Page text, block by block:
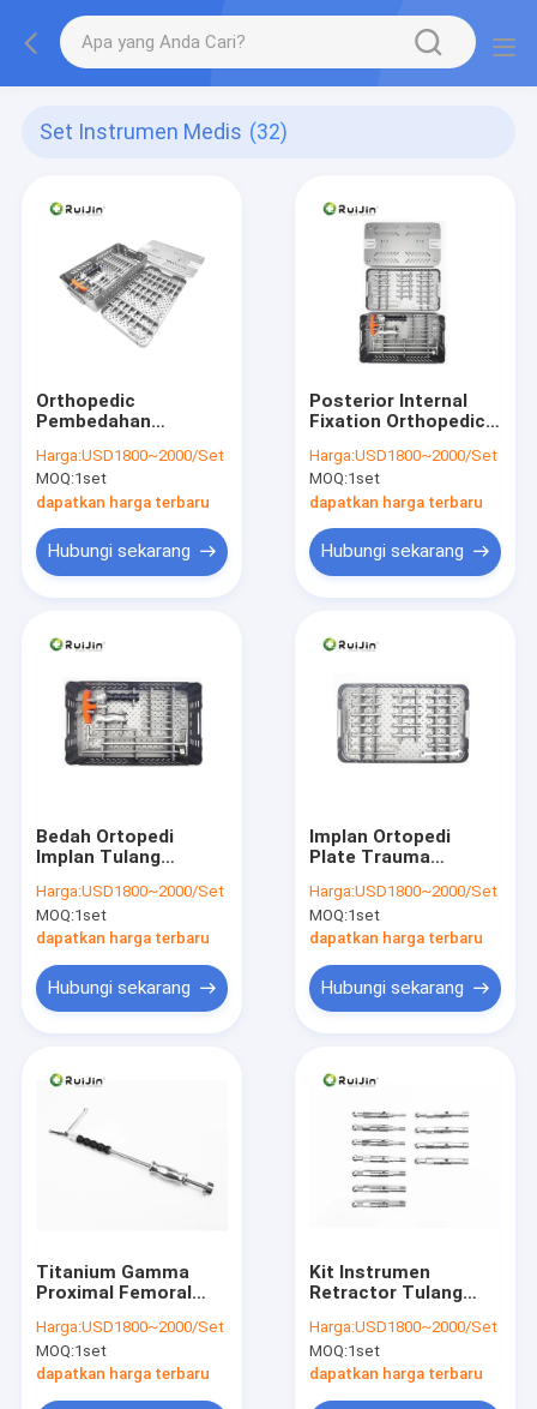
Set Instrumen Medis (32)
Orthopedic
Pembedahan
Intramedullary
Instrumen Set
Dengan Blade Sekrup
Harga:USD1800~2000/Set
MOQ:1set
dapatkan harga terbaru
Hubungi sekarang
Posterior Internal
Fixation Orthopedic
Spinal Medical
Surgery Implant
Harga:USD1800~2000/Set
MOQ:1set
dapatkan harga terbaru
Hubungi sekarang
Bedah Ortopedi
Implan Tulang
Kecil Set Instrumen
Fiksasi Internal
Harga:USD1800~2000/Set
MOQ:1set
dapatkan harga terbaru
Hubungi sekarang
Implan Ortopedi
Plate Trauma
Distal Radius Plam
Untuk Pembatasan
Bedah Fraktur
Harga:USD1800~2000/Set
MOQ:1set
dapatkan harga terbaru
Hubungi sekarang
Titanium Gamma
Proximal Femoral
Implant Instrument
Set Femur
Intramedullary
Harga:USD1800~2000/Set
MOQ:1set
dapatkan harga terbaru
Kit Instrumen
Retractor Tulang
Anterior Alat Operasi
Orthopedic
Harga:USD1800~2000/Set
MOQ:1set
dapatkan harga terbaru